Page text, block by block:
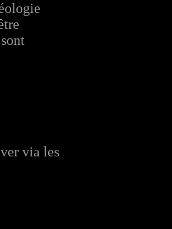
via les